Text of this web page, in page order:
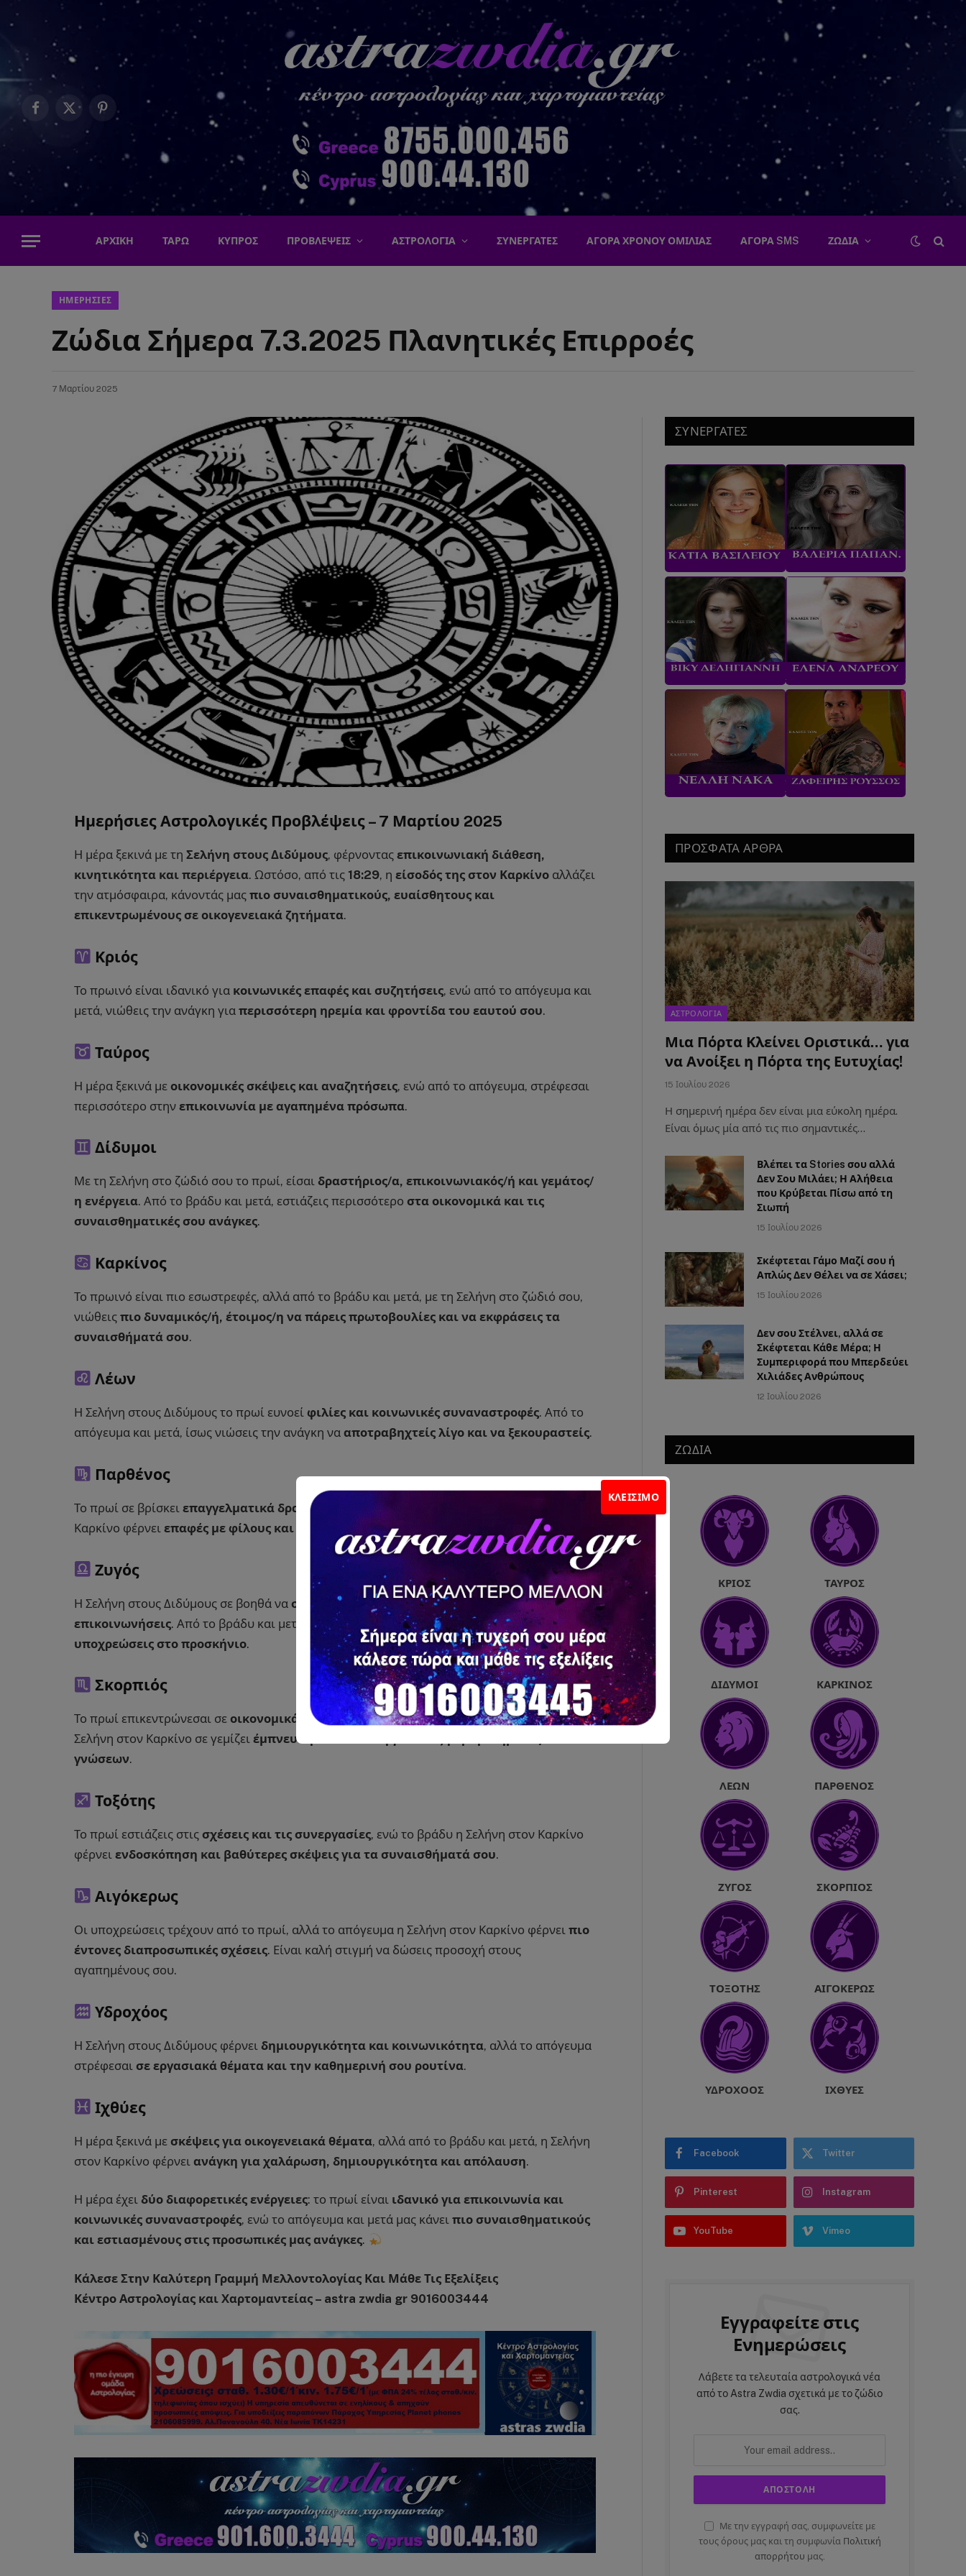
ΚΛΕΊΣΙΜΟ
Facebook
X
(Twitter)
Pinterest
ΑΡΧΙΚΗ ΤΑΡΩ ΚΥΠΡΟΣ ΠΡΟΒΛΕΨΕΙΣ ΑΣΤΡΟΛΟΓΙΑ ΣΥΝΕΡΓΑΤΕΣ ΑΓΟΡΑ ΧΡΟΝΟΥ ΟΜΙΛΙΑΣ ΑΓΟΡΑ SMS ΖΩΔΙΑ
ΗΜΕΡΗΣΙΕΣ
Ζώδια Σήμερα 7.3.2025 Πλανητικές Επιρροές
7 Μαρτίου 2025
Ημερήσιες Αστρολογικές Προβλέψεις – 7 Μαρτίου 2025
Η μέρα ξεκινά με τη Σελήνη στους Διδύμους, φέρνοντας επικοινωνιακή διάθεση,
κινητικότητα και περιέργεια. Ωστόσο, από τις 18:29, η είσοδός της στον Καρκίνο αλλάζει
την ατμόσφαιρα, κάνοντάς μας πιο συναισθηματικούς, ευαίσθητους και
επικεντρωμένους σε οικογενειακά ζητήματα.
Κριός
Το πρωινό είναι ιδανικό για κοινωνικές επαφές και συζητήσεις, ενώ από το απόγευμα και
μετά, νιώθεις την ανάγκη για περισσότερη ηρεμία και φροντίδα του εαυτού σου.
Ταύρος
Η μέρα ξεκινά με οικονομικές σκέψεις και αναζητήσεις, ενώ από το απόγευμα, στρέφεσαι
περισσότερο στην επικοινωνία με αγαπημένα πρόσωπα.
Δίδυμοι
Με τη Σελήνη στο ζώδιό σου το πρωί, είσαι δραστήριος/α, επικοινωνιακός/ή και γεμάτος/
η ενέργεια. Από το βράδυ και μετά, εστιάζεις περισσότερο στα οικονομικά και τις
συναισθηματικές σου ανάγκες.
Καρκίνος
Το πρωινό είναι πιο εσωστρεφές, αλλά από το βράδυ και μετά, με τη Σελήνη στο ζώδιό σου,
νιώθεις πιο δυναμικός/ή, έτοιμος/η να πάρεις πρωτοβουλίες και να εκφράσεις τα
συναισθήματά σου.
Λέων
Η Σελήνη στους Διδύμους το πρωί ευνοεί φιλίες και κοινωνικές συναναστροφές. Από το
απόγευμα και μετά, ίσως νιώσεις την ανάγκη να αποτραβηχτείς λίγο και να ξεκουραστείς.
Παρθένος
Το πρωί σε βρίσκει επαγγελματικά δραστήριο/α
, ενώ από το βράδυ και μετά, η Σελήνη στον
Καρκίνο φέρνει επαφές με φίλους και συναισθηματική στήριξη
Ζυγός
Η Σελήνη στους Διδύμους σε βοηθά να σκεφτείς νέες ιδέες, να μάθεις και να
επικοινωνήσεις. Από το βράδυ και μετά, η Σελήνη στον Καρκίνο φέρνειεπαγγελματικές
υποχρεώσεις στο προσκήνιο.
Σκορπιός
Το πρωί επικεντρώνεσαι σε οικονομικά θέματα και εκκρεμότητες, αλλά το απόγευμα η
Σελήνη στον Καρκίνο σε γεμίζει έμπνευση και διάθεση για αναζήτηση νοήματος και
γνώσεων.
Τοξότης
Το πρωί εστιάζεις στις σχέσεις και τις συνεργασίες, ενώ το βράδυ η Σελήνη στον Καρκίνο
φέρνει ενδοσκόπηση και βαθύτερες σκέψεις για τα συναισθήματά σου.
Αιγόκερως
Οι υποχρεώσεις τρέχουν από το πρωί, αλλά το απόγευμα η Σελήνη στον Καρκίνο φέρνει πιο
έντονες διαπροσωπικές σχέσεις. Είναι καλή στιγμή να δώσεις προσοχή στους
αγαπημένους σου.
Υδροχόος
Η Σελήνη στους Διδύμους φέρνει δημιουργικότητα και κοινωνικότητα, αλλά το απόγευμα
στρέφεσαι σε εργασιακά θέματα και την καθημερινή σου ρουτίνα.
Ιχθύες
Η μέρα ξεκινά με σκέψεις για οικογενειακά θέματα, αλλά από το βράδυ και μετά, η Σελήνη
στον Καρκίνο φέρνει ανάγκη για χαλάρωση, δημιουργικότητα και απόλαυση.
Η μέρα έχει δύο διαφορετικές ενέργειες: το πρωί είναι ιδανικό για επικοινωνία και
κοινωνικές συναναστροφές, ενώ το απόγευμα και μετά μας κάνει πιο συναισθηματικούς
και εστιασμένους στις προσωπικές μας ανάγκες.
Κάλεσε Στην Καλύτερη Γραμμή Μελλοντολογίας Και Μάθε Τις Εξελίξεις
Κέντρο Αστρολογίας και Χαρτομαντείας – astra zwdia gr 9016003444
ΣΥΝΕΡΓΑΤΕΣ
ΠΡΟΣΦΑΤΑ ΑΡΘΡΑ
ΑΣΤΡΟΛΟΓΙΑ
Μια Πόρτα Κλείνει Οριστικά… για
να Ανοίξει η Πόρτα της Ευτυχίας!
15 Ιουλίου 2026
Η σημερινή ημέρα δεν είναι μια εύκολη ημέρα.
Είναι όμως μία από τις πιο σημαντικές…
Βλέπει τα Stories σου αλλά
Δεν Σου Μιλάει; Η Αλήθεια
που Κρύβεται Πίσω από τη
Σιωπή
15 Ιουλίου 2026
Σκέφτεται Γάμο Μαζί σου ή
Απλώς Δεν Θέλει να σε Χάσει;
15 Ιουλίου 2026
Δεν σου Στέλνει, αλλά σε
Σκέφτεται Κάθε Μέρα; Η
Συμπεριφορά που Μπερδεύει
Χιλιάδες Ανθρώπους
12 Ιουλίου 2026
ΖΩΔΙΑ
ΚΡΙΌΣ ΤΑΎΡΟΣ
ΔΊΔΥΜΟΙ ΚΑΡΚΊΝΟΣ
ΛΈΩΝ ΠΑΡΘΈΝΟΣ
ΖΥΓΌΣ ΣΚΟΡΠΙΌΣ
ΤΟΞΌΤΗΣ ΑΙΓΌΚΕΡΩΣ
ΥΔΡΟΧΌΟΣ ΙΧΘΎΕΣ
Facebook Twitter
Pinterest Instagram
YouTube Vimeo
Εγγραφείτε στις
Ενημερώσεις
Λάβετε τα τελευταία αστρολογικά νέα
από το Astra Zwdia σχετικά με το ζώδιο
σας.
Με την εγγραφή σας, συμφωνείτε με
τους όρους μας και τη συμφωνία Πολιτική
απορρήτου μας.